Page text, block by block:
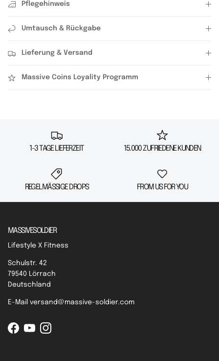
Pflegehinweis
Umtausch & Rückgabe
Lieferung & Versand
Massive Coins Loyality Programm
1-3 TAGE LIEFERZEIT 15.000 ZUFRIEDENE KUNDEN
REGELMÄSSIGE DROPS FROM US FOR YOU
MASSIVESOLDIER
Lifestyle X Fitness
Schulstr. 42
79540 Lörrach
Deutschland
E-Mail versand@massive-soldier.com
Facebook
YouTubeInstagram